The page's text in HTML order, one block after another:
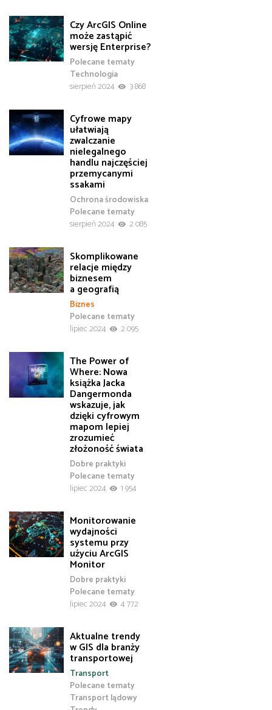
Czy ArcGIS Online
może zastąpić
wersję Enterprise?
Polecane tematy
Technologia
sierpień 2024
3 868
Cyfrowe mapy
ułatwiają
zwalczanie
nielegalnego
handlu najczęściej
przemycanymi
ssakami
Ochrona środowiska
Polecane tematy
sierpień 2024
2 085
Skomplikowane
relacje między
biznesem
a geografią
Biznes
Polecane tematy
lipiec 2024
2 095
The Power of
Where: Nowa
książka Jacka
Dangermonda
wskazuje, jak
dzięki cyfrowym
mapom lepiej
zrozumieć
złożoność świata
Dobre praktyki
Polecane tematy
lipiec 2024
1 954
Monitorowanie
wydajności
systemu przy
użyciu ArcGIS
Monitor
Dobre praktyki
Polecane tematy
lipiec 2024
4 772
Aktualne trendy
w GIS dla branży
transportowej
Polecane tematy
Transport
Transport lądowy